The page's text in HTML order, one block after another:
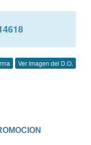
Ver Imagen del D.O.